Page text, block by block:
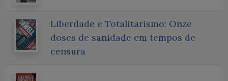
Liberdade e Totalitarismo: Onze
doses de sanidade em tempos de
censura